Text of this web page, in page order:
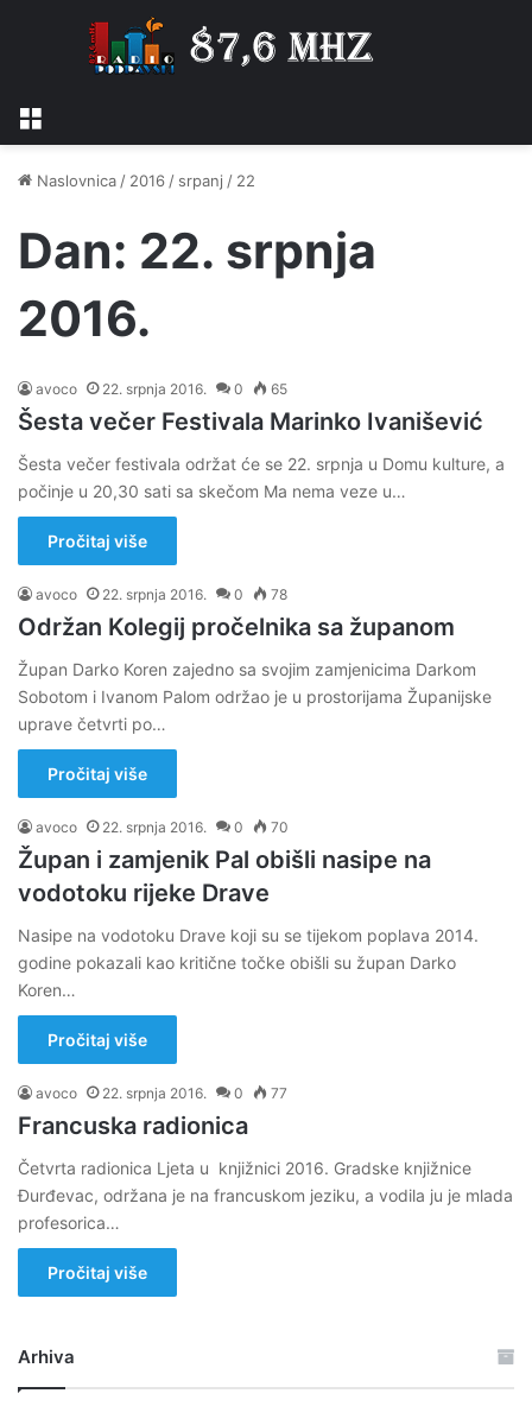
Naslovnica / 2016 / srpanj / 22
Dan: 22. srpnja
2016.
avoco 22. srpnja 2016. 0 65
Šesta večer Festivala Marinko Ivanišević
Šesta večer festivala održat će se 22. srpnja u Domu kulture, a
počinje u 20,30 sati sa skečom Ma nema veze u…
Pročitaj više
avoco 22. srpnja 2016. 0 78
Održan Kolegij pročelnika sa županom
Župan Darko Koren zajedno sa svojim zamjenicima Darkom
Sobotom i Ivanom Palom održao je u prostorijama Županijske
uprave četvrti po…
Pročitaj više
avoco 22. srpnja 2016. 0 70
Župan i zamjenik Pal obišli nasipe na
vodotoku rijeke Drave
Nasipe na vodotoku Drave koji su se tijekom poplava 2014.
godine pokazali kao kritične točke obišli su župan Darko
Koren…
Pročitaj više
avoco 22. srpnja 2016. 0 77
Francuska radionica
Četvrta radionica Ljeta u knjižnici 2016. Gradske knjižnice
Đurđevac, održana je na francuskom jeziku, a vodila ju je mlada
profesorica…
Pročitaj više
Arhiva